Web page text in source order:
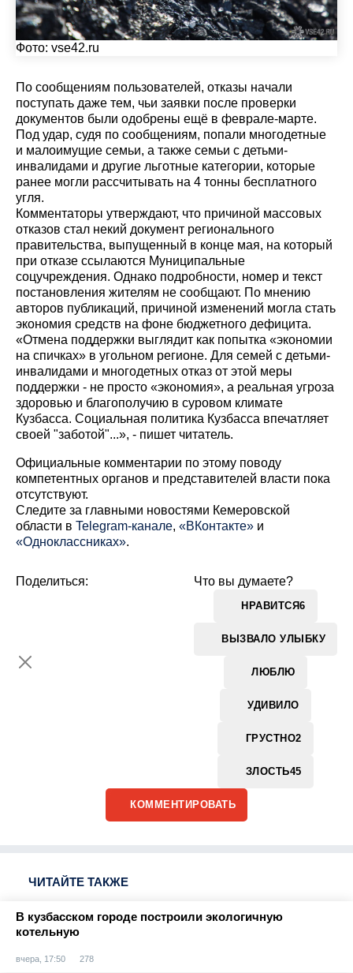
Фото: vse42.ru
По сообщениям пользователей, отказы начали
поступать даже тем, чьи заявки после проверки
документов были одобрены ещё в феврале-марте.
Под удар, судя по сообщениям, попали многодетные
и малоимущие семьи, а также семьи с детьми-
инвалидами и другие льготные категории, которые
ранее могли рассчитывать на 4 тонны бесплатного
угля.
Комментаторы утверждают, что причиной массовых
отказов стал некий документ регионального
правительства, выпущенный в конце мая, на который
при отказе ссылаются Муниципальные
соцучреждения. Однако подробности, номер и текст
постановления жителям не сообщают. По мнению
авторов публикаций, причиной изменений могла стать
экономия средств на фоне бюджетного дефицита.
«Отмена поддержки выглядит как попытка «экономии
на спичках» в угольном регионе. Для семей с детьми-
инвалидами и многодетных отказ от этой меры
поддержки - не просто «экономия», а реальная угроза
здоровью и благополучию в суровом климате
Кузбасса. Социальная политика Кузбасса впечатляет
своей "заботой"...», - пишет читатель.
Официальные комментарии по этому поводу
компетентных органов и представителей власти пока
отсутствуют.
Cледите за главными новостями Кемеровской
области в Telegram-канале, «ВКонтакте» и
«Одноклассниках».
Что вы думаете?
НРАВИТСЯ6
ВЫЗВАЛО УЛЫБКУ
ЛЮБЛЮ
УДИВИЛО
ГРУСТНО2
ЗЛОСТЬ45
Поделиться:
КОММЕНТИРОВАТЬ
ЧИТАЙТЕ ТАКЖЕ
В кузбасском городе построили экологичную
котельную
вчера, 17:50 278